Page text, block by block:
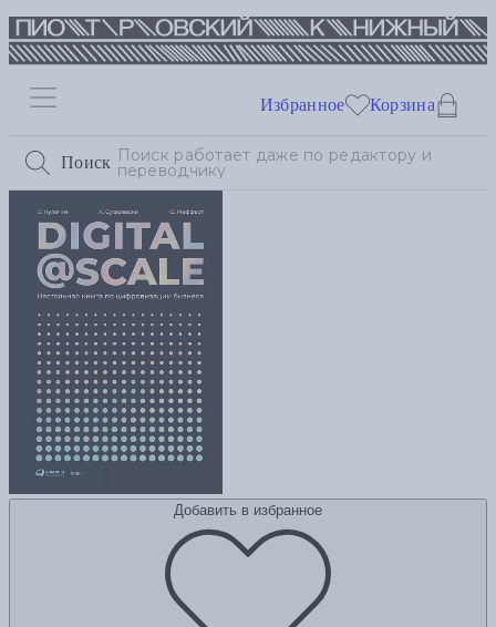
Поиск
Избранное Корзина
Добавить в избранное